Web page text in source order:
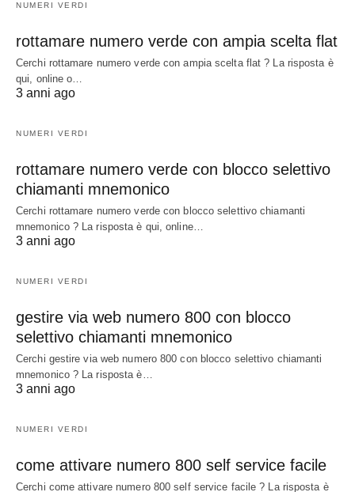
NUMERI VERDI
rottamare numero verde con ampia scelta flat
Cerchi rottamare numero verde con ampia scelta flat ? La risposta è
qui, online o…
3 anni ago
NUMERI VERDI
rottamare numero verde con blocco selettivo
chiamanti mnemonico
Cerchi rottamare numero verde con blocco selettivo chiamanti
mnemonico ? La risposta è qui, online…
3 anni ago
NUMERI VERDI
gestire via web numero 800 con blocco
selettivo chiamanti mnemonico
Cerchi gestire via web numero 800 con blocco selettivo chiamanti
mnemonico ? La risposta è…
3 anni ago
NUMERI VERDI
come attivare numero 800 self service facile
Cerchi come attivare numero 800 self service facile ? La risposta è